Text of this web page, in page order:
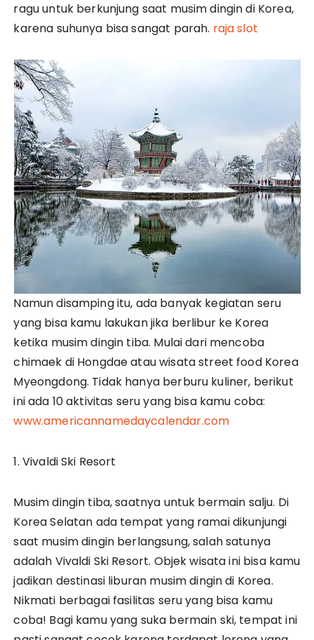
ragu untuk berkunjung saat musim dingin di Korea,
karena suhunya bisa sangat parah. raja slot
Namun disamping itu, ada banyak kegiatan seru
yang bisa kamu lakukan jika berlibur ke Korea
ketika musim dingin tiba. Mulai dari mencoba
chimaek di Hongdae atau wisata street food Korea
Myeongdong. Tidak hanya berburu kuliner, berikut
ini ada 10 aktivitas seru yang bisa kamu coba:
www.americannamedaycalendar.com
1. Vivaldi Ski Resort
Musim dingin tiba, saatnya untuk bermain salju. Di
Korea Selatan ada tempat yang ramai dikunjungi
saat musim dingin berlangsung, salah satunya
adalah Vivaldi Ski Resort. Objek wisata ini bisa kamu
jadikan destinasi liburan musim dingin di Korea.
Nikmati berbagai fasilitas seru yang bisa kamu
coba! Bagi kamu yang suka bermain ski, tempat ini